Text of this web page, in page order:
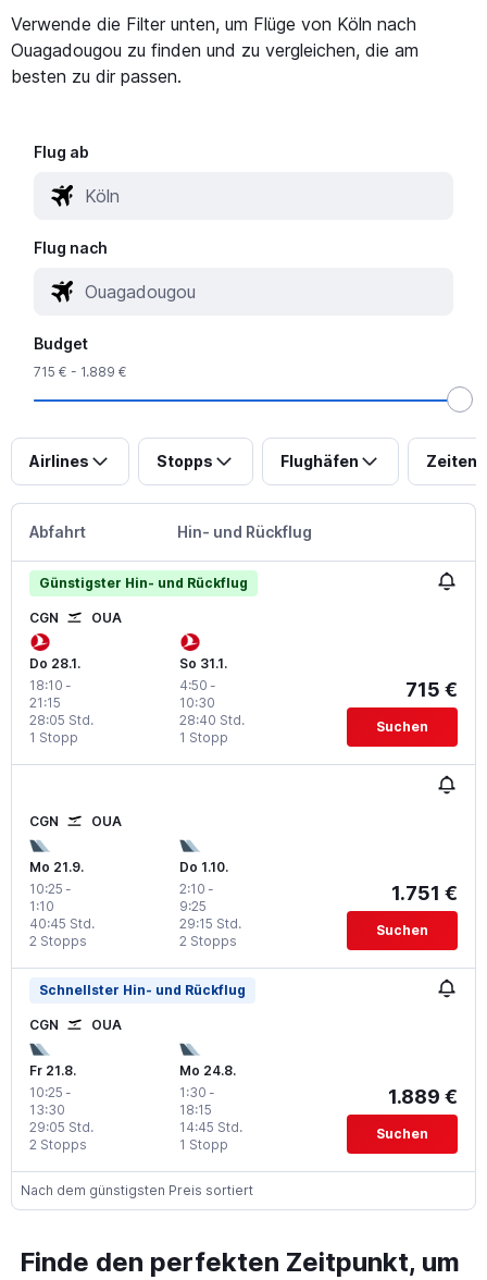
Verwende die Filter unten, um Flüge von Köln nach
Ouagadougou zu finden und zu vergleichen, die am
besten zu dir passen.
Flug ab
Flug nach
Budget
715 € - 1.889 €
Airlines Stopps Flughäfen Zeiten
Abfahrt Hin- und Rückflug
Günstigster Hin- und Rückflug
CGN OUA
Do 28.1.
18:10 -
21:15
1 Stopp
28:05 Std.
So 31.1.
4:50 -
10:30
1 Stopp
28:40 Std.
715 €
Suchen
CGN OUA
Mo 21.9.
10:25 -
1:10
2 Stopps
40:45 Std.
Do 1.10.
2:10 -
9:25
2 Stopps
29:15 Std.
1.751 €
Suchen
Schnellster Hin- und Rückflug
CGN OUA
Fr 21.8.
10:25 -
13:30
2 Stopps
29:05 Std.
Mo 24.8.
1:30 -
18:15
1 Stopp
14:45 Std.
1.889 €
Suchen
Nach dem günstigsten Preis sortiert
Finde den perfekten Zeitpunkt, um